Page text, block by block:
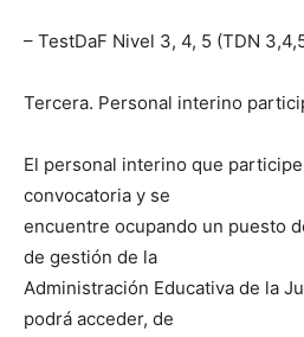
– TestDaF Nivel 3, 4, 5 (TDN
Tercera. Personal interino
El personal interino que
convocatoria y se
encuentre ocupando un puesto
de gestión de la
Administración Educativa de la
podrá acceder, de